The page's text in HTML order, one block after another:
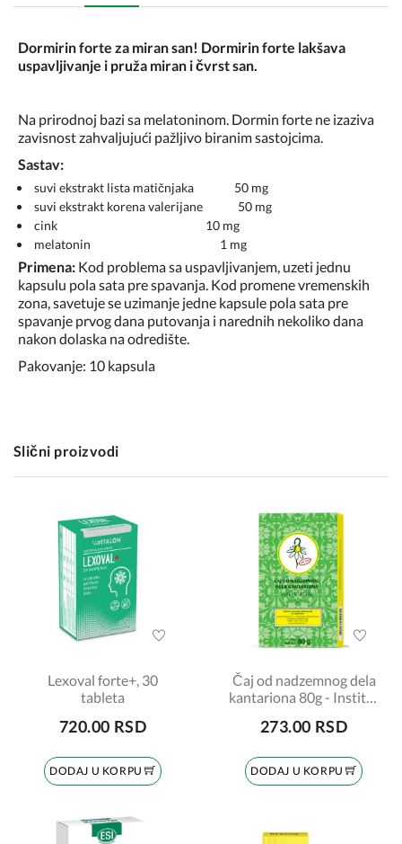
Dormirin forte za miran san! Dormirin forte lakšava
uspavljivanje i pruža miran i čvrst san.
Na prirodnoj bazi sa melatoninom. Dormin forte ne izaziva
zavisnost zahvaljujući pažljivo biranim sastojcima.
Sastav:
suvi ekstrakt lista matičnjaka 50 mg
suvi ekstrakt korena valerijane 50 mg
cink 10 mg
melatonin 1 mg
Primena: Kod problema sa uspavljivanjem, uzeti jednu
kapsulu pola sata pre spavanja. Kod promene vremenskih
zona, savetuje se uzimanje jedne kapsule pola sata pre
spavanje prvog dana putovanja i narednih nekoliko dana
nakon dolaska na odredište.
Pakovanje: 10 kapsula
Slični proizvodi
Lexoval forte+, 30
tableta
720.00 RSD
DODAJ U KORPU
Čaj od nadzemnog dela
kantariona 80g - Institut
273.00 RSD
DODAJ U KORPU